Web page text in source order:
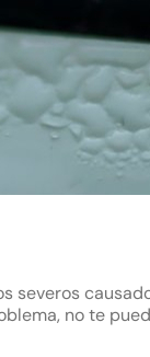
no te